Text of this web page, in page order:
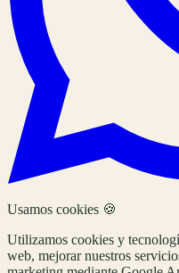
Usamos cookies 🍪
Utilizamos cookies y
web, mejorar nuestros